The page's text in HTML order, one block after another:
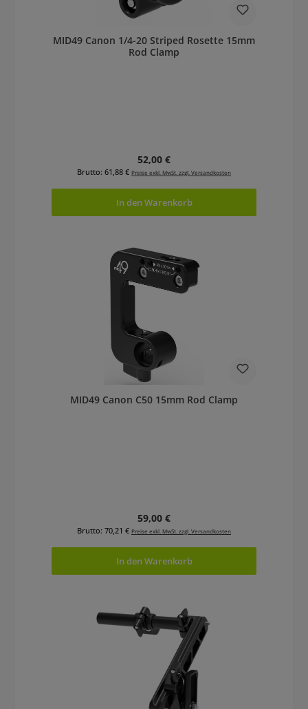
MID49 Canon 1/4-20 Striped Rosette 15mm
Rod Clamp
Regulärer Preis:
52,00 €
Brutto: 61,88 € Preise exkl. MwSt. zzgl. Versandkosten
In den Warenkorb
MID49 Canon C50 15mm Rod Clamp
Regulärer Preis:
59,00 €
Brutto: 70,21 € Preise exkl. MwSt. zzgl. Versandkosten
In den Warenkorb